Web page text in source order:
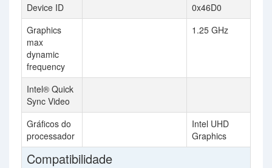
Device ID
0x46D0
Graphics
max
dynamic
frequency
1.25 GHz
Intel® Quick
Sync Video
Gráficos do
processador
Intel UHD
Graphics
Compatibilidade